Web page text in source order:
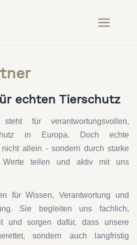
echten Tierschutz
für verantwortungsvollen,
in Europa. Doch echte
nicht allein - sondern durch starke
Werte teilen und aktiv mit uns
für Wissen, Verantwortung und
Sie begleiten uns fachlich,
und sorgen dafür, dass unsere
sondern auch langfristig